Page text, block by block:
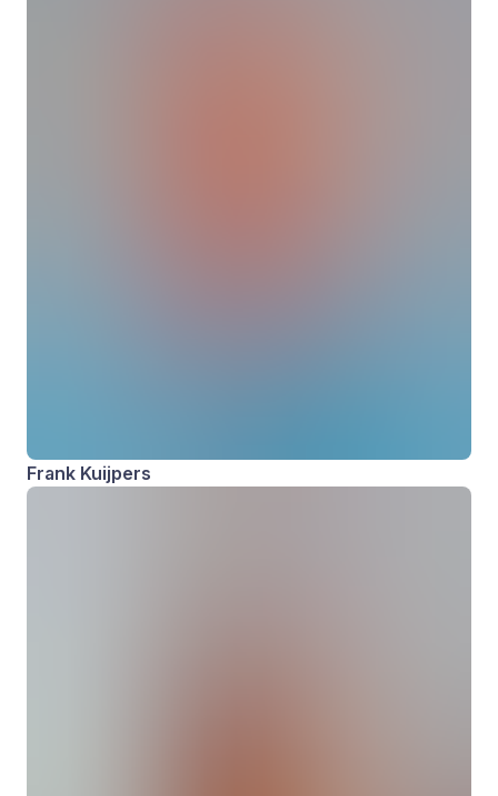
Frank Kuijpers